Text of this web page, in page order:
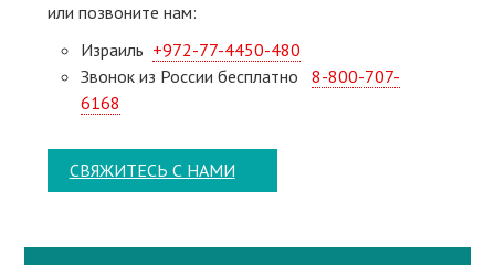
или позвоните нам:
Израиль +972-77-4450-480
Звонок из России бесплатно 8-800-707-
6168
СВЯЖИТЕСЬ С НАМИ